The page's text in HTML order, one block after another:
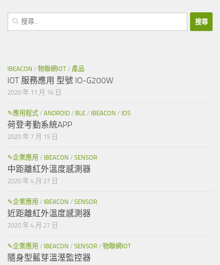
搜
尋
字:
IBEACON / 物聯網IOT / 產品
IOT 服務應用 型號 IO-G200W
2020 年 11 月 16 日
✎應用程式 / ANDROID / BLE / IBEACON / IOS
荷登考勤系統APP
2020 年 7 月 15 日
✎企業應用 / IBEACON / SENSOR
中距離紅外溫度感測器
2020 年 4 月 27 日
✎企業應用 / IBEACON / SENSOR
近距離紅外溫度感測器
2020 年 4 月 27 日
✎企業應用 / IBEACON / SENSOR / 物聯網IOT
隨身型藍芽溫溼監控器